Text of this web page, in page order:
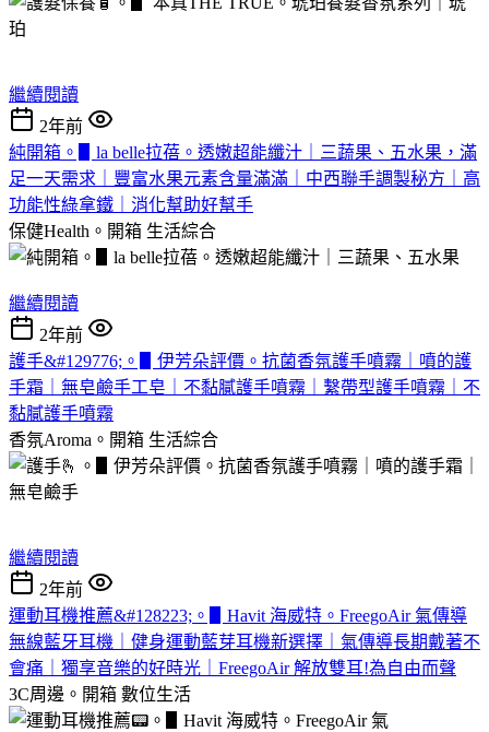
繼續閱讀
2年前
純開箱。▋la belle拉蓓。透嫩超能纖汁｜三蔬果、五⽔果，滿
⾜⼀天需求｜豐富水果元素含量滿滿｜中西聯手調製秘方｜高
功能性綠拿鐵｜消化幫助好幫手
保健Health。開箱 生活綜合
繼續閱讀
2年前
護手&#129776;。▋伊芳朵評價。抗菌香氛護手噴霧｜噴的護
手霜｜無皂鹼手工皂｜不黏膩護手噴霧｜繫帶型護手噴霧｜不
黏膩護手噴霧
香氛Aroma。開箱 生活綜合
繼續閱讀
2年前
運動耳機推薦&#128223;。▋Havit 海威特。FreegoAir 氣傳導
無線藍牙耳機｜健身運動藍芽耳機新選擇｜氣傳導長期戴著不
會痛｜獨享音樂的好時光｜FreegoAir 解放雙耳!為自由而聲
3C周邊。開箱 數位生活